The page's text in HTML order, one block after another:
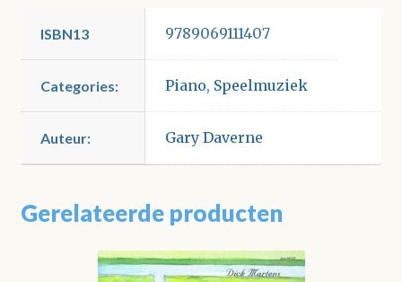
ISBN13 9789069111407
Categories: Piano, Speelmuziek
Auteur: Gary Daverne
Gerelateerde producten